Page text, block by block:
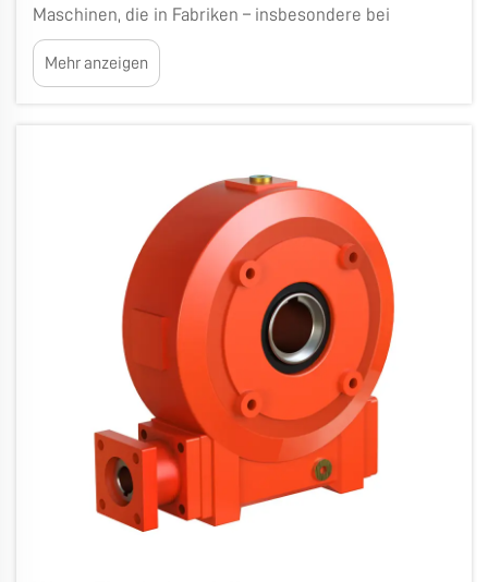
Maschinen, die in Fabriken – insbesondere bei
Verpackungsunternehmen – für den reibungslosen
Ablauf sorgen. Diese Maschinen sind entscheidend,
da sie auch bei hohen Geschwindigkeiten zuverlässig
Mehr anzeigen